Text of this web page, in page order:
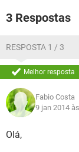
3 Respostas
RESPOSTA 1 / 3
Melhor resposta
Fabio Costa
9 jan 2014
Olá,